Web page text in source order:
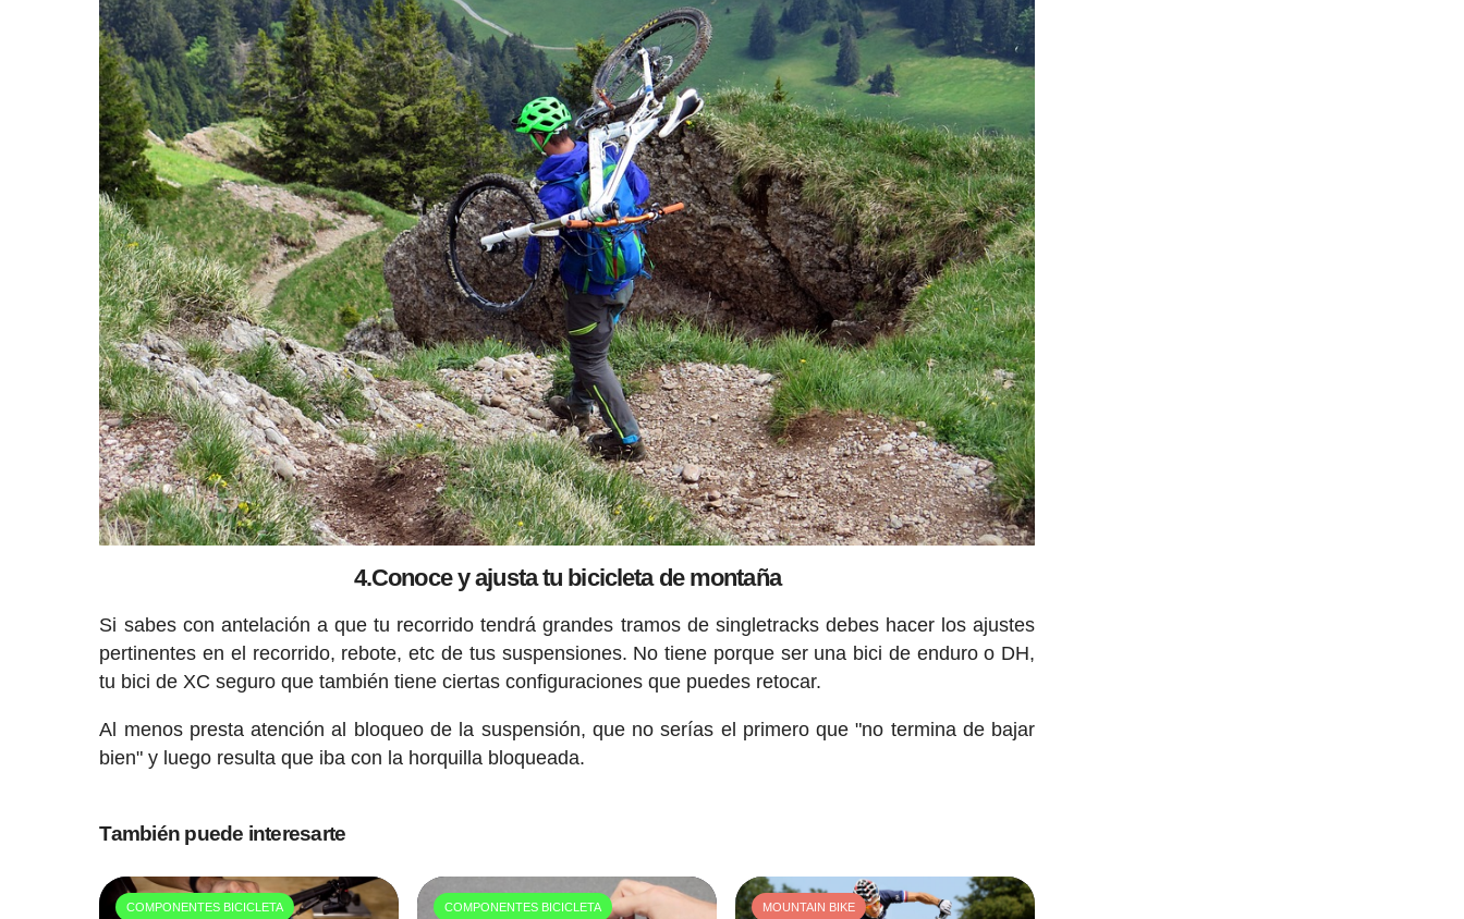
4.Conoce y ajusta tu bicicleta de montaña
Si sabes con antelación a que tu recorrido tendrá grandes tramos de singletracks debes hacer los ajustes
pertinentes en el recorrido, rebote, etc de tus suspensiones. No tiene porque ser una bici de enduro o DH,
tu bici de XC seguro que también tiene ciertas configuraciones que puedes retocar.
Al menos presta atención al bloqueo de la suspensión, que no serías el primero que "no termina de bajar
bien" y luego resulta que iba con la horquilla bloqueada.
También puede interesarte
COMPONENTES BICICLETA COMPONENTES BICICLETA MOUNTAIN BIKE